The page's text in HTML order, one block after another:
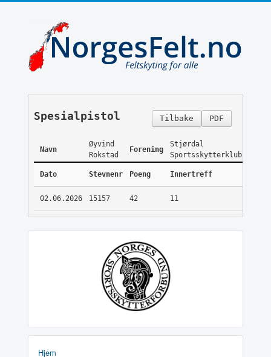
PDF
Tilbake
Spesialpistol
Navn
Øyvind
Rokstad
Forening
Stjørdal
Sportsskytterklubb
Dato Stevnenr Poeng Innertreff
02.06.2026 15157 42 11
Hjem